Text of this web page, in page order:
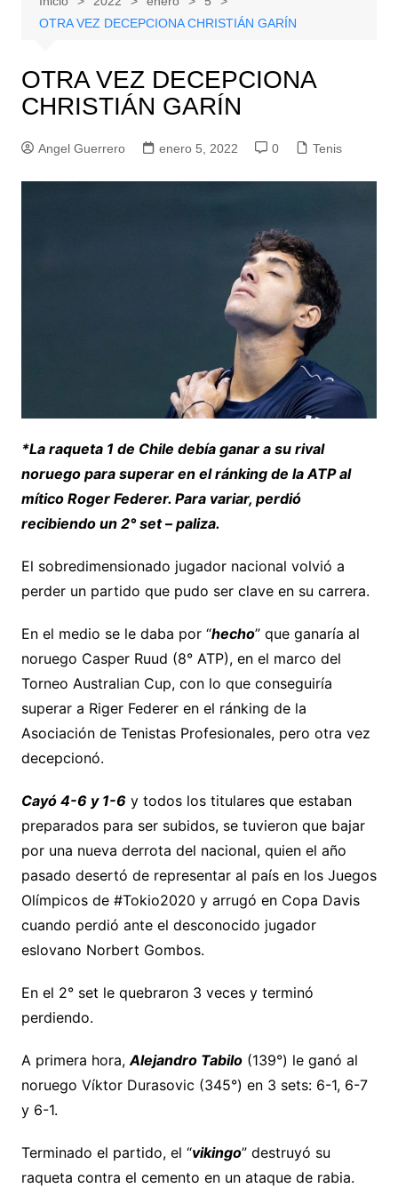
OTRA VEZ DECEPCIONA CHRISTIÁN GARÍN
OTRA VEZ DECEPCIONA
CHRISTIÁN GARÍN
Angel Guerrero enero 5, 2022 0 Tenis
*La raqueta 1 de Chile debía ganar a su rival
noruego para superar en el ránking de la ATP al
mítico Roger Federer. Para variar, perdió
recibiendo un 2° set – paliza.
El sobredimensionado jugador nacional volvió a
perder un partido que pudo ser clave en su carrera.
En el medio se le daba por “hecho” que ganaría al
noruego Casper Ruud (8° ATP), en el marco del
Torneo Australian Cup, con lo que conseguiría
superar a Riger Federer en el ránking de la
Asociación de Tenistas Profesionales, pero otra vez
decepcionó.
Cayó 4-6 y 1-6y todos los titulares que estaban
preparados para ser subidos, se tuvieron que bajar
por una nueva derrota del nacional, quien el año
pasado desertó de representar al país en los Juegos
Olímpicos de #Tokio2020 y arrugó en Copa Davis
cuando perdió ante el desconocido jugador
eslovano Norbert Gombos.
En el 2° set le quebraron 3 veces y terminó
perdiendo.
A primera hora,Alejandro Tabilo(139°) le ganó al
noruego Víktor Durasovic (345°) en 3 sets: 6-1, 6-7
y 6-1.
Terminado el partido, el “vikingo” destruyó su
raqueta contra el cemento en un ataque de rabia.